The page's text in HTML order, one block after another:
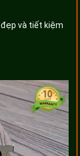
và tiết kiệm